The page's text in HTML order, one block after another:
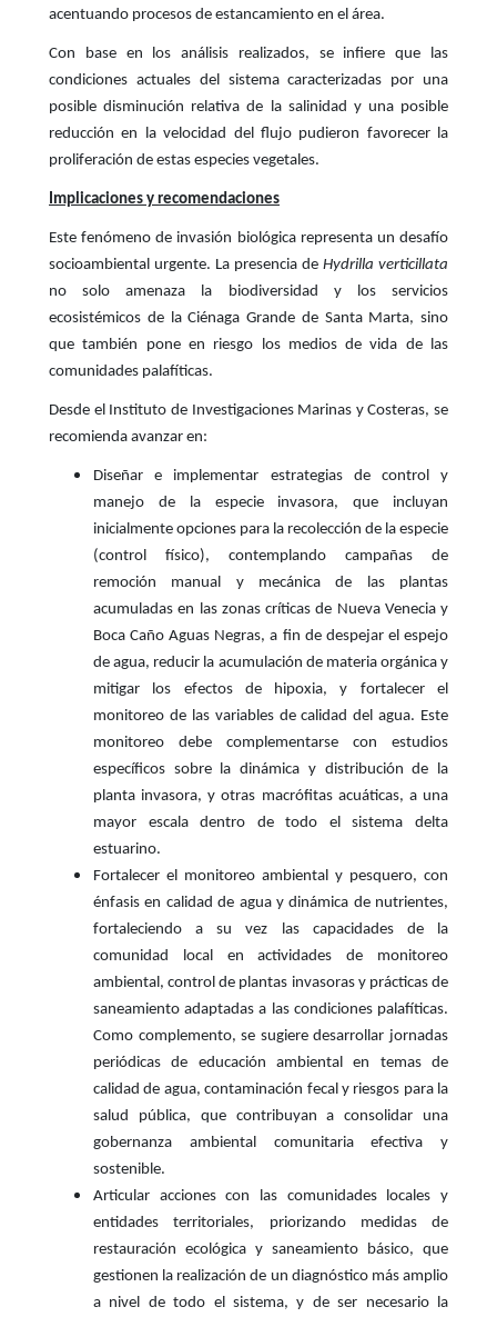
acentuando procesos de estancamiento en el área.
Con base en los análisis realizados, se infiere que las
condiciones actuales del sistema caracterizadas por una
posible disminución relativa de la salinidad y una posible
reducción en la velocidad del flujo pudieron favorecer la
proliferación de estas especies vegetales.
Implicaciones y recomendaciones
Este fenómeno de invasión biológica representa un desafío
socioambiental urgente. La presencia de Hydrilla verticillata
no solo amenaza la biodiversidad y los servicios
ecosistémicos de la Ciénaga Grande de Santa Marta, sino
que también pone en riesgo los medios de vida de las
comunidades palafíticas.
Desde el Instituto de Investigaciones Marinas y Costeras, se
recomienda avanzar en:
Diseñar e implementar estrategias de control y
manejo de la especie invasora, que incluyan
inicialmente opciones para la recolección de la especie
(control físico), contemplando campañas de
remoción manual y mecánica de las plantas
acumuladas en las zonas críticas de Nueva Venecia y
Boca Caño Aguas Negras, a fin de despejar el espejo
de agua, reducir la acumulación de materia orgánica y
mitigar los efectos de hipoxia, y fortalecer el
monitoreo de las variables de calidad del agua. Este
monitoreo debe complementarse con estudios
específicos sobre la dinámica y distribución de la
planta invasora, y otras macrófitas acuáticas, a una
mayor escala dentro de todo el sistema delta
estuarino.
Fortalecer el monitoreo ambiental y pesquero, con
énfasis en calidad de agua y dinámica de nutrientes,
fortaleciendo a su vez las capacidades de la
comunidad local en actividades de monitoreo
ambiental, control de plantas invasoras y prácticas de
saneamiento adaptadas a las condiciones palafíticas.
Como complemento, se sugiere desarrollar jornadas
periódicas de educación ambiental en temas de
calidad de agua, contaminación fecal y riesgos para la
salud pública, que contribuyan a consolidar una
gobernanza ambiental comunitaria efectiva y
sostenible.
Articular acciones con las comunidades locales y
entidades territoriales, priorizando medidas de
restauración ecológica y saneamiento básico, que
gestionen la realización de un diagnóstico más amplio
a nivel de todo el sistema, y de ser necesario la